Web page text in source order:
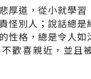
厚道，從小就學習
怪別人；說話總是
性格，總是令人如
歡喜親近，並且